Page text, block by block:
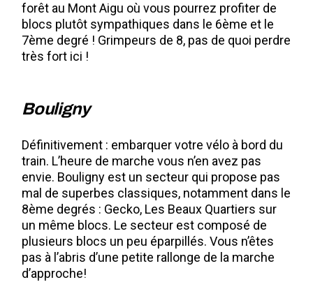
forêt au Mont Aigu où vous pourrez profiter de
blocs plutôt sympathiques dans le 6ème et le
7ème degré ! Grimpeurs de 8, pas de quoi perdre
très fort ici !
Bouligny
Définitivement : embarquer votre vélo à bord du
train. L’heure de marche vous n’en avez pas
envie. Bouligny est un secteur qui propose pas
mal de superbes classiques, notamment dans le
8ème degrés : Gecko, Les Beaux Quartiers sur
un même blocs. Le secteur est composé de
plusieurs blocs un peu éparpillés. Vous n’êtes
pas à l’abris d’une petite rallonge de la marche
d’approche!